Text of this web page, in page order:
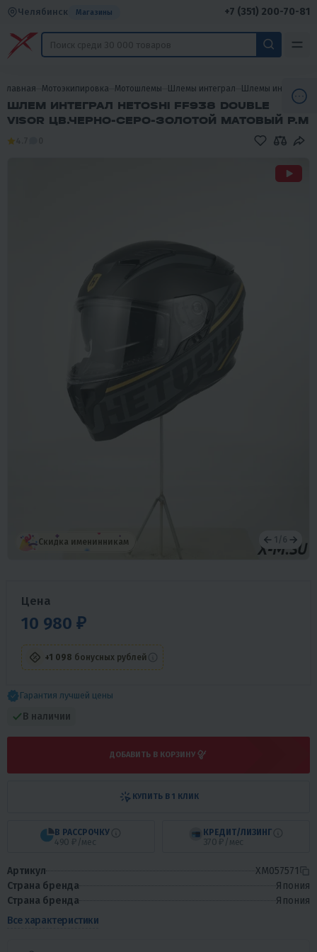
Челябинск Магазины +7 (351) 200-70-81
Главная Мотоэкипировка Мотошлемы Шлемы интеграл Шлемы интеграл
ШЛЕМ ИНТЕГРАЛ HETOSHI FF938 DOUBLE
VISOR ЦВ.ЧЕРНО-СЕРО-ЗОЛОТОЙ МАТОВЫЙ Р.M
Скидка именинникам / 6
Гарантия лучшей цены
Цена
10 980 ₽
+1 098 бонусных рублей
В наличии
ДОБАВИТЬ В КОРЗИНУ
В РАССРОЧКУ
490 ₽/мес
КРЕДИТ/ЛИЗИНГ
370 ₽/мес
КУПИТЬ В 1 КЛИК
Артикул
XM057571
Страна бренда
Япония
Страна бренда
Япония
Все характеристики